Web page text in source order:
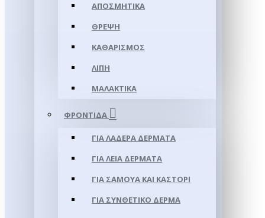
ΑΠΟΣΜΗΤΙΚΆ
ΘΡΈΨΗ
ΚΑΘΑΡΙΣΜΌΣ
ΛΊΠΗ
ΜΑΛΑΚΤΙΚΆ
ΦΡΟΝΤΊΔΑ
ΓΙΑ ΛΑΔΕΡΆ ΔΈΡΜΑΤΑ
ΓΙΑ ΛΕΊΑ ΔΈΡΜΑΤΑ
ΓΙΑ ΣΑΜΟΥΑ ΚΑΙ ΚΑΣΤΌΡΙ
ΓΙΑ ΣΥΝΘΕΤΙΚΌ ΔΈΡΜΑ